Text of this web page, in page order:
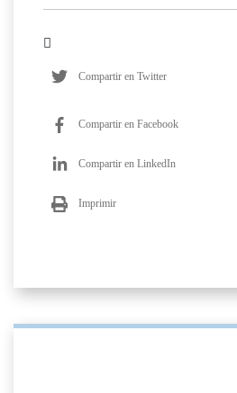
Compartir en Twitter
Compartir en Facebook
Compartir en LinkedIn
Imprimir